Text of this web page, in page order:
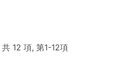
共 12 項, 第1-12項